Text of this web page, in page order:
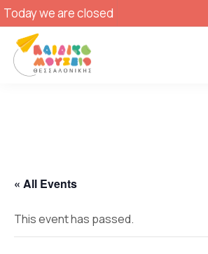
Today we are closed
« All Events
This event has passed.